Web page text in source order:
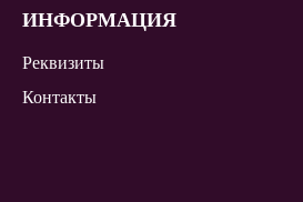
ИНФОРМАЦИЯ
Реквизиты
Контакты